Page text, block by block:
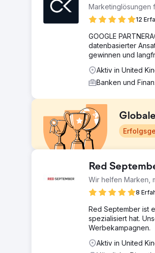
Marketinglösungen
12
GOOGLE
datenbasierter
gewinnen und
Aktiv in United
Banken und
Herausforderung
Der Berliner Fernsehturm hatte
Plattformen von Drittanbietern
verbessert werden. Der
aus nicht markenbezogenen
Markennamen konzentrierte.
Red
Wir helfen Marken,
8
Red September ist
spezialisiert hat.
Werbekampagnen.
Aktiv in United